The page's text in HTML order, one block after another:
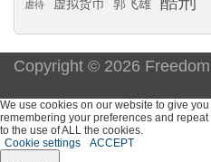
虐待 虚拟货币 郭飞雄
Copyright © 2026
We use cookies on our website to give
remembering your preferences and repeat
to the use of ALL the cookies.
Cookie settings
ACCEPT